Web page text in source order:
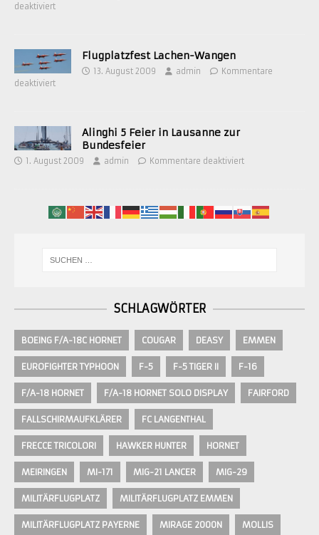
deaktiviert
Flugplatzfest Lachen-Wangen
13. August 2009 admin
Kommentare
deaktiviert
Alinghi 5 Feier in Lausanne zur
Bundesfeier
1. August 2009 admin Kommentare deaktiviert
SCHLAGWÖRTER
BOEING F/A-18C HORNET COUGAR DEASY EMMEN
EUROFIGHTER TYPHOON F-5 F-5 TIGER II F-16
F/A-18 HORNET F/A-18 HORNET SOLO DISPLAY FAIRFORD
FALLSCHIRMAUFKLÄRER FC LANGENTHAL
FRECCE TRICOLORI HAWKER HUNTER HORNET
MEIRINGEN MI-171 MIG-21 LANCER MIG-29
MILITÄRFLUGPLATZ MILITÄRFLUGPLATZ EMMEN
MILITÄRFLUGPLATZ PAYERNE MIRAGE 2000N MOLLIS